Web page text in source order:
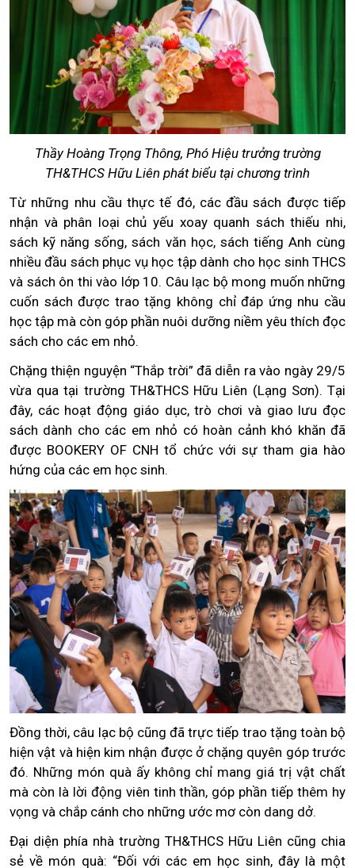
Thầy Hoàng Trọng Thông, Phó Hiệu trưởng trường
TH&THCS Hữu Liên phát biểu tại chương trình
Từ những nhu cầu thực tế đó, các đầu sách được tiếp
nhận và phân loại chủ yếu xoay quanh sách thiếu nhi,
sách kỹ năng sống, sách văn học, sách tiếng Anh cùng
nhiều đầu sách phục vụ học tập dành cho học sinh THCS
và sách ôn thi vào lớp 10. Câu lạc bộ mong muốn những
cuốn sách được trao tặng không chỉ đáp ứng nhu cầu
học tập mà còn góp phần nuôi dưỡng niềm yêu thích đọc
sách cho các em nhỏ.
Chặng thiện nguyện “Thắp trời” đã diễn ra vào ngày 29/5
vừa qua tại trường TH&THCS Hữu Liên (Lạng Sơn). Tại
đây, các hoạt động giáo dục, trò chơi và giao lưu đọc
sách dành cho các em nhỏ có hoàn cảnh khó khăn đã
được BOOKERY OF CNH tổ chức với sự tham gia hào
hứng của các em học sinh.
Đồng thời, câu lạc bộ cũng đã trực tiếp trao tặng toàn bộ
hiện vật và hiện kim nhận được ở chặng quyên góp trước
đó. Những món quà ấy không chỉ mang giá trị vật chất
mà còn là lời động viên tinh thần, góp phần tiếp thêm hy
vọng và chắp cánh cho những ước mơ còn dang dở.
Đại diện phía nhà trường TH&THCS Hữu Liên cũng chia
sẻ về món quà: “Đối với các em học sinh, đây là một